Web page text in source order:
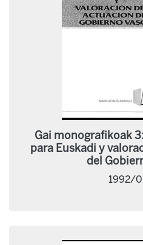
Gai monografikoak
para Euskadi y
del
1992/